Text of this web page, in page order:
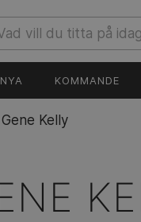
NYA KOMMANDE
Gene Kelly